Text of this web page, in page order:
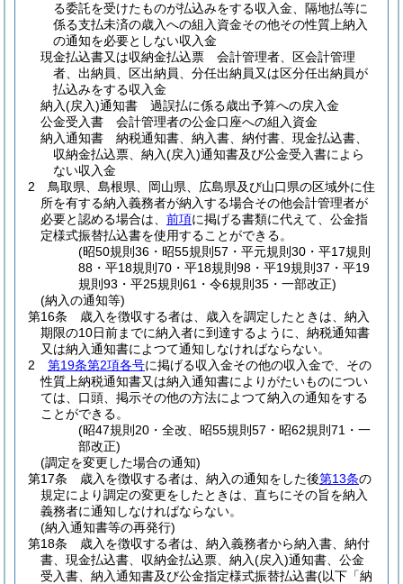
る委託を受けたものが払込みをする収入金、隔地払等に
係る支払未済の歳入への組入資金その他その性質上納入
の通知を必要としない収入金
現金払込書又は収納金払込票 会計管理者、区会計管理
者、出納員、区出納員、分任出納員又は区分任出納員が
払込みをする収入金
納入(戻入)通知書 過誤払に係る歳出予算への戻入金
公金受入書 会計管理者の公金口座への組入資金
納入通知書 納税通知書、納入書、納付書、現金払込書、
収納金払込票、納入(戻入)通知書及び公金受入書によら
ない収入金
2
鳥取県、島根県、岡山県、広島県及び山口県の区域外に住
所を有する納入義務者が納入する場合その他会計管理者が
必要と認める場合は、 前項に掲げる書類に代えて、公金指
定様式振替払込書を使用することができる。
(昭50規則36・昭55規則57・平元規則30・平17規則
88・平18規則70・平18規則98・平19規則37・平19
規則93・平25規則61・令6規則35・一部改正)
(納入の通知等)
第16条
歳入を徴収する者は、歳入を調定したときは、納入
期限の10日前までに納入者に到達するように、納税通知書
又は納入通知書によつて通知しなければならない。
2
第19条第2項各号に掲げる収入金その他の収入金で、その
性質上納税通知書又は納入通知書によりがたいものについ
ては、口頭、掲示その他の方法によつて納入の通知をする
ことができる。
(昭47規則20・全改、昭55規則57・昭62規則71・一
部改正)
(調定を変更した場合の通知)
第17条
歳入を徴収する者は、納入の通知をした後第13条の
規定により調定の変更をしたときは、直ちにその旨を納入
義務者に通知しなければならない。
(納入通知書等の再発行)
第18条
歳入を徴収する者は、納入義務者から納入書、納付
書、現金払込書、収納金払込票、納入(戻入)通知書、公金
受入書、納入通知書及び公金指定様式振替払込書(以下「納